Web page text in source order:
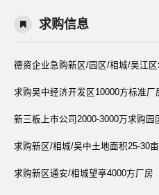
求购信息
德资企业急购新区/园区/相城/吴江
求购吴中经济开发区10000方标准厂
新三板上市公司2000-3000万求购园
求购新区/相城/吴中土地面积25-30
求购新区通安/相城望亭4000方厂房